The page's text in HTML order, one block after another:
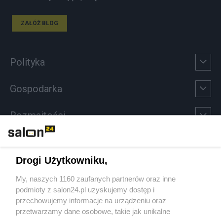
ZAŁÓŻ BLOG
Polityka
Gospodarka
Rozmaitości
Sport
Społeczeństwo
Drogi Użytkowniku,
My, naszych 1160 zaufanych partnerów oraz inne
podmioty z salon24.pl uzyskujemy dostęp i
przechowujemy informacje na urządzeniu oraz
przetwarzamy dane osobowe, takie jak unikalne